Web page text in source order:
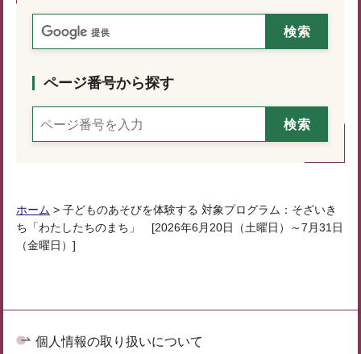
ページ番号から探す
ホーム > 子どものあそびを体験する 対象プログラム：そざいき
ち「わたしたちのまち」 [2026年6月20日（土曜日）～7月31日
（金曜日）]
個人情報の取り扱いについて